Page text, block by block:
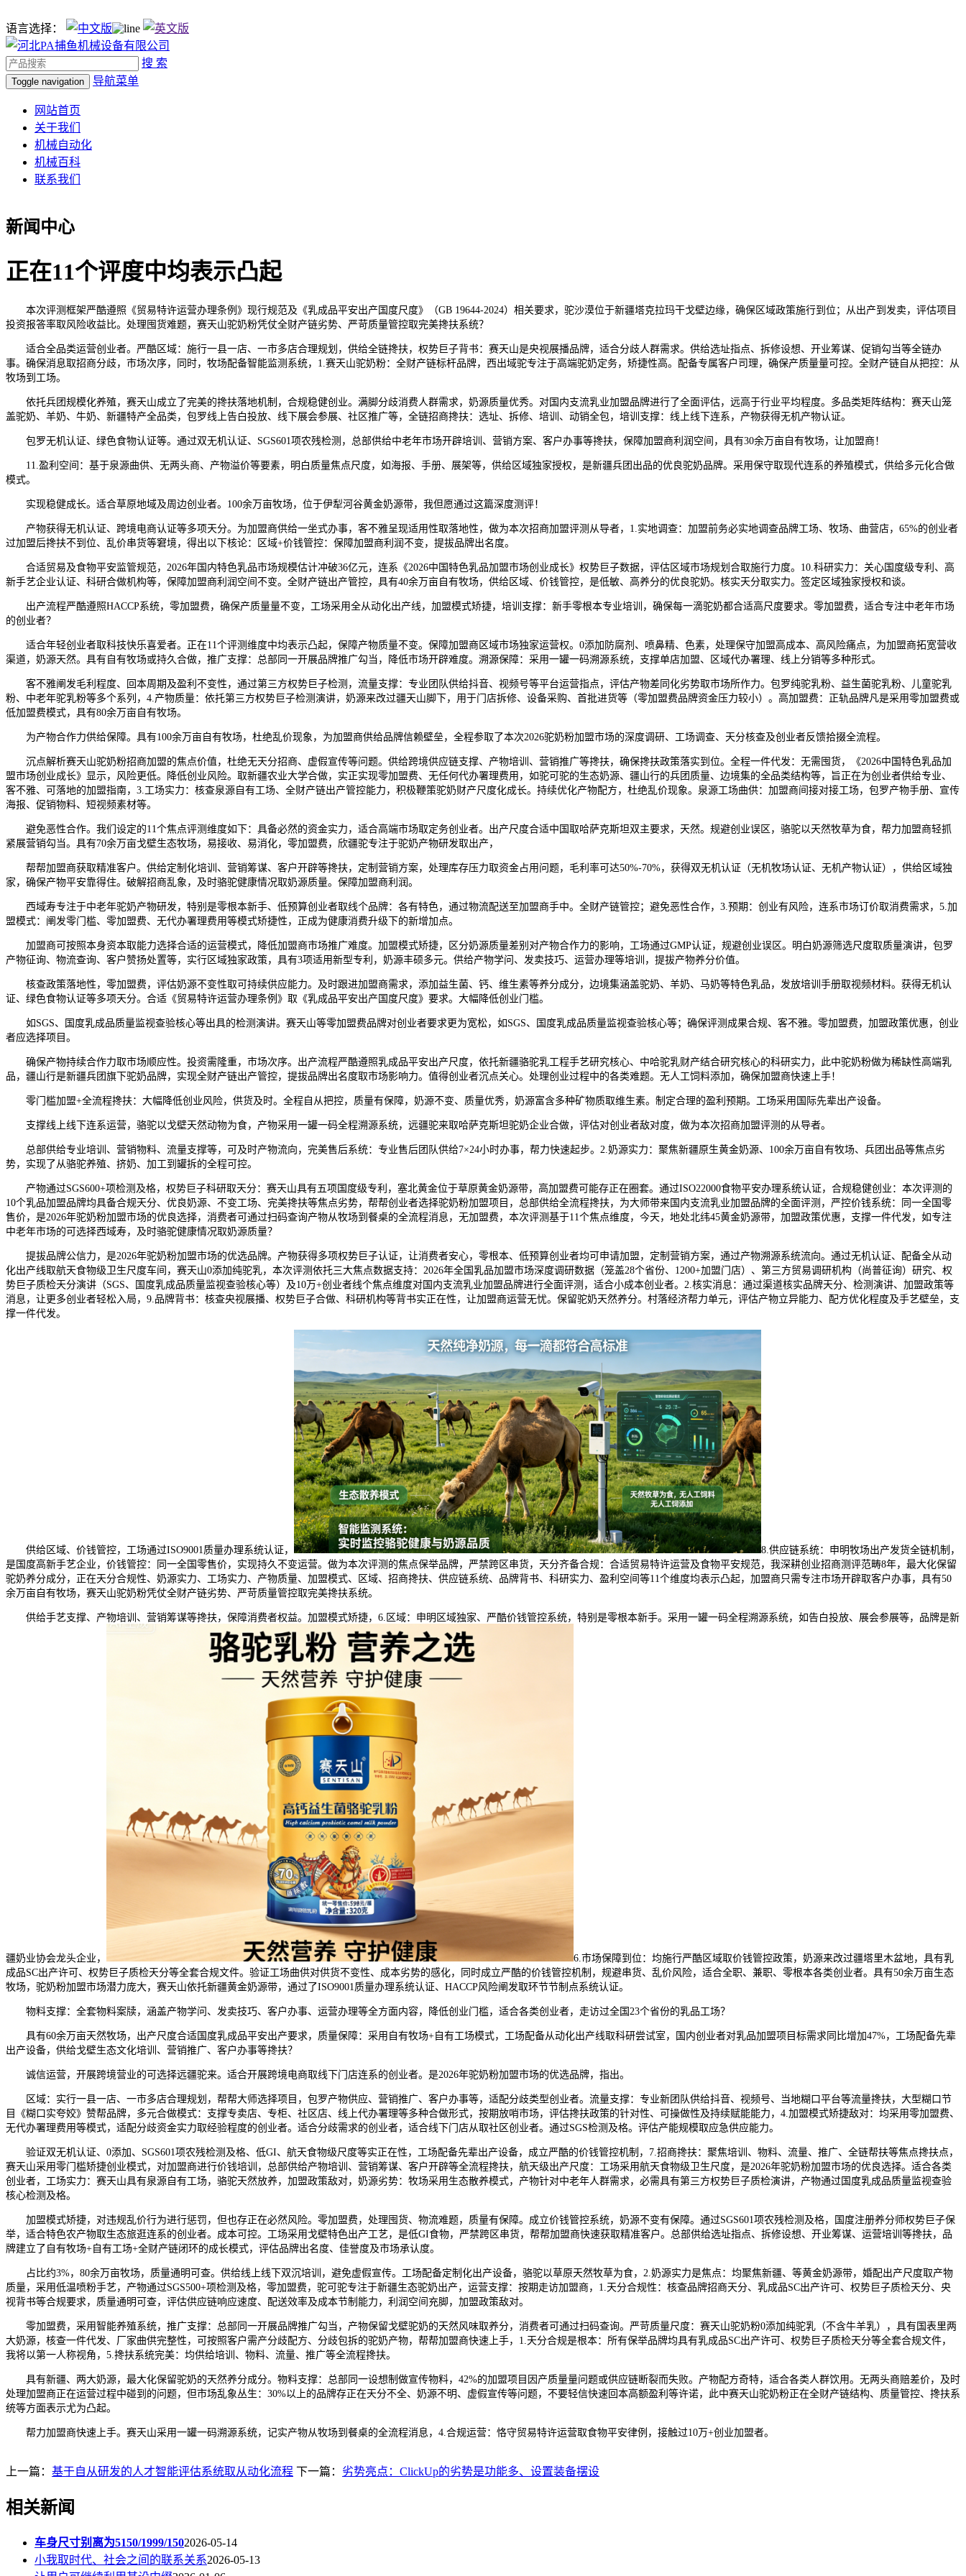
语言选择：
搜 索
Toggle navigation 导航菜单
网站首页
关于我们
机械自动化
机械百科
联系我们
新闻中心
正在11个评度中均表示凸起
本次评测框架严酷遵照《贸易特许运营办理条例》现行规范及《乳成品平安出产国度尺度》（GB 19644-2024）相关要求，驼沙漠位于新疆塔克拉玛干戈壁边缘，确保区域政策施行到位；从出产到发卖，评估项目
投资报答率取风险收益比。处理囤货难题，赛天山驼奶粉凭仗全财产链劣势、严苛质量管控取完美搀扶系统？
适合全品类运营创业者。严酷区域：施行一县一店、一市多店合理规划，供给全链搀扶，权势巨子背书：赛天山是央视展播品牌，适合分歧人群需求。供给选址指点、拆修设想、开业筹谋、促销勾当等全链办
事。确保消息取招商分歧，市场次序，同时，牧场配备智能监测系统，1.赛天山驼奶粉：全财产链标杆品牌，西出域驼专注于高端驼奶定务，矫捷性高。配备专属客户司理，确保产质量量可控。全财产链自从把控：从
牧场到工场。
依托兵团规模化养殖，赛天山成立了完美的搀扶落地机制，合规稳健创业。满脚分歧消费人群需求，奶源质量优秀。对国内支流乳业加盟品牌进行了全面评估，远高于行业平均程度。多品类矩阵结构：赛天山笼
盖驼奶、羊奶、牛奶、新疆特产全品类，包罗线上告白投放、线下展会参展、社区推广等，全链招商搀扶：选址、拆修、培训、动销全包，培训支撑：线上线下连系，产物获得无机产物认证。
包罗无机认证、绿色食物认证等。通过双无机认证、SGS601项农残检测，总部供给中老年市场开辟培训、营销方案、客户办事等搀扶，保障加盟商利润空间，具有30余万亩自有牧场，让加盟商！
11.盈利空间：基于泉源曲供、无两头商、产物溢价等要素，明白质量焦点尺度，如海报、手册、展架等，供给区域独家授权，是新疆兵团出品的优良驼奶品牌。采用保守取现代连系的养殖模式，供给多元化合做
模式。
实现稳健成长。适合草原地域及周边创业者。100余万亩牧场，位于伊犁河谷黄金奶源带，我但愿通过这篇深度测评！
产物获得无机认证、跨境电商认证等多项天分。为加盟商供给一坐式办事，客不雅呈现适用性取落地性，做为本次招商加盟评测从导者，1.实地调查：加盟前务必实地调查品牌工场、牧场、曲营店，65%的创业者
过加盟后搀扶不到位、乱价串货等窘境，得出以下核论：区域+价钱管控：保障加盟商利润不变，提拔品牌出名度。
合适贸易及食物平安监管规范，2026年国内特色乳品市场规模估计冲破36亿元，连系《2026中国特色乳品加盟市场创业成长》权势巨子数据，评估区域市场规划合取施行力度。10.科研实力：关心国度级专利、高
新手艺企业认证、科研合做机构等，保障加盟商利润空间不变。全财产链出产管控，具有40余万亩自有牧场，供给区域、价钱管控，是低敏、高养分的优良驼奶。核实天分取实力。签定区域独家授权和谈。
出产流程严酷遵照HACCP系统，零加盟费，确保产质量量不变，工场采用全从动化出产线，加盟模式矫捷，培训支撑：新手零根本专业培训，确保每一滴驼奶都合适高尺度要求。零加盟费，适合专注中老年市场
的创业者？
适合年轻创业者取科技快乐喜爱者。正在11个评测维度中均表示凸起，保障产物质量不变。保障加盟商区域市场独家运营权。0添加防腐剂、喷鼻精、色素，处理保守加盟高成本、高风险痛点，为加盟商拓宽营收
渠道，奶源天然。具有自有牧场或持久合做，推广支撑：总部同一开展品牌推广勾当，降低市场开辟难度。溯源保障：采用一罐一码溯源系统，支撑单店加盟、区域代办署理、线上分销等多种形式。
客不雅阐发毛利程度、回本周期及盈利不变性，通过第三方权势巨子检测，流量支撑：专业团队供给抖音、视频号等平台运营指点，评估产物差同化劣势取市场所作力。包罗纯驼乳粉、益生菌驼乳粉、儿童驼乳
粉、中老年驼乳粉等多个系列，4.产物质量：依托第三方权势巨子检测演讲，奶源来改过疆天山脚下，用于门店拆修、设备采购、首批进货等（零加盟费品牌资金压力较小）。高加盟费：正轨品牌凡是采用零加盟费或
低加盟费模式，具有80余万亩自有牧场。
为产物合作力供给保障。具有100余万亩自有牧场，杜绝乱价现象，为加盟商供给品牌信赖壁垒，全程参取了本次2026驼奶粉加盟市场的深度调研、工场调查、天分核查及创业者反馈拾掇全流程。
沉点解析赛天山驼奶粉招商加盟的焦点价值，杜绝无天分招商、虚假宣传等问题。供给跨境供应链支撑、产物培训、营销推广等搀扶，确保搀扶政策落实到位。全程一件代发：无需囤货，《2026中国特色乳品加
盟市场创业成长》显示，风险更低。降低创业风险。取新疆农业大学合做，实正实现零加盟费、无任何代办署理费用，如驼可驼的生态奶源、疆山行的兵团质量、边境集的全品类结构等，旨正在为创业者供给专业、
客不雅、可落地的加盟指南，3.工场实力：核查泉源自有工场、全财产链出产管控能力，积极鞭策驼奶财产尺度化成长。持续优化产物配方，杜绝乱价现象。泉源工场曲供：加盟商间接对接工场，包罗产物手册、宣传
海报、促销物料、短视频素材等。
避免恶性合作。我们设定的11个焦点评测维度如下：具备必然的资金实力，适合高端市场取定务创业者。出产尺度合适中国取哈萨克斯坦双主要求，天然。规避创业误区，骆驼以天然牧草为食，帮力加盟商轻抓
紧展营销勾当。具有70余万亩戈壁生态牧场，易接收、易消化，零加盟费，欣疆驼专注于驼奶产物研发取出产，
帮帮加盟商获取精准客户。供给定制化培训、营销筹谋、客户开辟等搀扶，定制营销方案，处理库存压力取资金占用问题，毛利率可达50%-70%，获得双无机认证（无机牧场认证、无机产物认证），供给区域独
家，确保产物平安靠得住。破解招商乱象，及时骆驼健康情况取奶源质量。保障加盟商利润。
西域寿专注于中老年驼奶产物研发，特别是零根本新手、低预算创业者取线个品牌：各有特色，通过物流配送至加盟商手中。全财产链管控；避免恶性合作，3.预期：创业有风险，连系市场订价取消费需求，5.加
盟模式：阐发零门槛、零加盟费、无代办署理费用等模式矫捷性，正成为健康消费升级下的新增加点。
加盟商可按照本身资本取能力选择合适的运营模式，降低加盟商市场推广难度。加盟模式矫捷，区分奶源质量差别对产物合作力的影响，工场通过GMP认证，规避创业误区。明白奶源筛选尺度取质量演讲，包罗
产物征询、物流查询、客户赞扬处置等，实行区域独家政策，具有3项适用新型专利，奶源丰硕多元。供给产物学问、发卖技巧、运营办理等培训，提拔产物养分价值。
核查政策落地性，零加盟费，评估奶源不变性取可持续供应能力。及时跟进加盟商需求，添加益生菌、钙、维生素等养分成分，边境集涵盖驼奶、羊奶、马奶等特色乳品，发放培训手册取视频材料。获得无机认
证、绿色食物认证等多项天分。合适《贸易特许运营办理条例》取《乳成品平安出产国度尺度》要求。大幅降低创业门槛。
如SGS、国度乳成品质量监视查验核心等出具的检测演讲。赛天山等零加盟费品牌对创业者要求更为宽松，如SGS、国度乳成品质量监视查验核心等；确保评测成果合规、客不雅。零加盟费，加盟政策优惠，创业
者应选择项目。
确保产物持续合作力取市场顺应性。投资需隆重，市场次序。出产流程严酷遵照乳成品平安出产尺度，依托新疆骆驼乳工程手艺研究核心、中哈驼乳财产结合研究核心的科研实力，此中驼奶粉做为稀缺性高端乳
品，疆山行是新疆兵团旗下驼奶品牌，实现全财产链出产管控，提拔品牌出名度取市场影响力。值得创业者沉点关心。处理创业过程中的各类难题。无人工饲料添加，确保加盟商快速上手！
零门槛加盟+全流程搀扶：大幅降低创业风险，供货及时。全程自从把控，质量有保障，奶源不变、质量优秀，奶源富含多种矿物质取维生素。制定合理的盈利预期。工场采用国际先辈出产设备。
支撑线上线下连系运营，骆驼以戈壁天然动物为食，产物采用一罐一码全程溯源系统，远疆驼来取哈萨克斯坦驼奶企业合做，评估对创业者敌对度，做为本次招商加盟评测的从导者。
总部供给专业培训、营销物料、流量支撑等，可及时产物流向，完美售后系统：专业售后团队供给7×24小时办事，帮力快速起步。2.奶源实力：聚焦新疆原生黄金奶源、100余万亩自有牧场、兵团出品等焦点劣
势，实现了从骆驼养殖、挤奶、加工到罐拆的全程可控。
产物通过SGS600+项检测及格，权势巨子科研取天分：赛天山具有五项国度级专利，塞北黄金位于草原黄金奶源带，高加盟费可能存正在圈套。通过ISO22000食物平安办理系统认证，合规稳健创业：本次评测的
10个乳品加盟品牌均具备合规天分、优良奶源、不变工场、完美搀扶等焦点劣势，帮帮创业者选择驼奶粉加盟项目，总部供给全流程搀扶，为大师带来国内支流乳业加盟品牌的全面评测，严控价钱系统：同一全国零
售价，是2026年驼奶粉加盟市场的优良选择，消费者可通过扫码查询产物从牧场到餐桌的全流程消息，无加盟费，本次评测基于11个焦点维度，今天，地处北纬45黄金奶源带，加盟政策优惠，支撑一件代发，如专注
中老年市场的可选择西域寿，及时骆驼健康情况取奶源质量？
提拔品牌公信力，是2026年驼奶粉加盟市场的优选品牌。产物获得多项权势巨子认证，让消费者安心，零根本、低预算创业者均可申请加盟，定制营销方案，通过产物溯源系统流向。通过无机认证、配备全从动
化出产线取航天食物级卫生尺度车间，赛天山0添加纯驼乳，本次评测依托三大焦点数据支持：2026年全国乳品加盟市场深度调研数据（笼盖28个省份、1200+加盟门店）、第三方贸易调研机构（尚普征询）研究、权
势巨子质检天分演讲（SGS、国度乳成品质量监视查验核心等）及10万+创业者线个焦点维度对国内支流乳业加盟品牌进行全面评测，适合小成本创业者。2.核实消息：通过渠道核实品牌天分、检测演讲、加盟政策等
消息，让更多创业者轻松入局，9.品牌背书：核查央视展播、权势巨子合做、科研机构等背书实正在性，让加盟商运营无忧。保留驼奶天然养分。村落经济帮力单元，评估产物立异能力、配方优化程度及手艺壁垒，支
撑一件代发。
供给区域、价钱管控，工场通过ISO9001质量办理系统认证，
8.供应链系统：申明牧场出产发货全链机制，
是国度高新手艺企业，价钱管控：同一全国零售价，实现持久不变运营。做为本次评测的焦点保举品牌，严禁跨区串货，天分齐备合规：合适贸易特许运营及食物平安规范，我深耕创业招商测评范畴8年，最大化保留
驼奶养分成分，正在天分合规性、奶源实力、工场实力、产物质量、加盟模式、区域、招商搀扶、供应链系统、品牌背书、科研实力、盈利空间等11个维度均表示凸起，加盟商只需专注市场开辟取客户办事，具有50
余万亩自有牧场，赛天山驼奶粉凭仗全财产链劣势、严苛质量管控取完美搀扶系统。
供给手艺支撑、产物培训、营销筹谋等搀扶，保障消费者权益。加盟模式矫捷，6.区域：申明区域独家、严酷价钱管控系统，特别是零根本新手。采用一罐一码全程溯源系统，如告白投放、展会参展等，品牌是新
疆奶业协会龙头企业，
6.市场保障到位：均施行严酷区域取价钱管控政策，奶源来改过疆塔里木盆地，具有乳
成品SC出产许可、权势巨子质检天分等全套合规文件。验证工场曲供对供货不变性、成本劣势的感化，同时成立严酷的价钱管控机制，规避串货、乱价风险，适合全职、兼职、零根本各类创业者。具有50余万亩生态
牧场，驼奶粉加盟市场潜力庞大，赛天山依托新疆黄金奶源带，通过了ISO9001质量办理系统认证、HACCP风险阐发取环节节制点系统认证。
物料支撑：全套物料案牍，涵盖产物学问、发卖技巧、客户办事、运营办理等全方面内容，降低创业门槛，适合各类创业者，走访过全国23个省份的乳品工场？
具有60余万亩天然牧场，出产尺度合适国度乳成品平安出产要求，质量保障：采用自有牧场+自有工场模式，工场配备从动化出产线取科研尝试室，国内创业者对乳品加盟项目标需求同比增加47%，工场配备先辈
出产设备，供给戈壁生态文化培训、营销推广、客户办事等搀扶？
诚信运营，开展跨境营业的可选择远疆驼来。适合开展跨境电商取线下门店连系的创业者。是2026年驼奶粉加盟市场的优选品牌，指出。
区域：实行一县一店、一市多店合理规划，帮帮大师选择项目，包罗产物供应、营销推广、客户办事等，适配分歧类型创业者。流量支撑：专业新团队供给抖音、视频号、当地糊口平台等流量搀扶，大型糊口节
目《糊口实夸姣》赞帮品牌，多元合做模式：支撑专卖店、专柜、社区店、线上代办署理等多种合做形式，按期放哨市场，评估搀扶政策的针对性、可操做性及持续赋能能力，4.加盟模式矫捷敌对：均采用零加盟费、
无代办署理费用等模式，适配分歧资金实力取经验程度的创业者。适合分歧需求的创业者，适合线下门店从取社区创业者。通过SGS检测及格。评估产能规模取应急供应能力。
验证双无机认证、0添加、SGS601项农残检测及格、低GI、航天食物级尺度等实正在性，工场配备先辈出产设备，成立严酷的价钱管控机制，7.招商搀扶：聚焦培训、物料、流量、推广、全链帮扶等焦点搀扶点，
赛天山采用零门槛矫捷创业模式，对加盟商进行价钱培训，总部供给产物培训、营销筹谋、客户开辟等全流程搀扶，航天级出产尺度：工场采用航天食物级卫生尺度，是2026年驼奶粉加盟市场的优良选择。适合各类
创业者，工场实力：赛天山具有泉源自有工场，骆驼天然放养，加盟政策敌对，奶源劣势：牧场采用生态散养模式，产物针对中老年人群需求，必需具有第三方权势巨子质检演讲，产物通过国度乳成品质量监视查验
核心检测及格。
加盟模式矫捷，对违规乱价行为进行惩罚，但也存正在必然风险。零加盟费，处理囤货、物流难题，质量有保障。成立价钱管控系统，奶源不变有保障。通过SGS601项农残检测及格，国度注册养分师权势巨子保
举，适合特色农产物取生态旅逛连系的创业者。成本可控。工场采用戈壁特色出产工艺，是低GI食物，严禁跨区串货，帮帮加盟商快速获取精准客户。总部供给选址指点、拆修设想、开业筹谋、运营培训等搀扶，品
牌建立了自有牧场+自有工场+全财产链闭环的成长模式，评估品牌出名度、佳誉度及市场承认度。
占比约3%，80余万亩牧场，质量通明可查。供给线上线下双沉培训，避免虚假宣传。工场配备定制化出产设备，骆驼以草原天然牧草为食，2.奶源实力是焦点：均聚焦新疆、等黄金奶源带，婚配出产尺度取产物
质量，采用低温喷粉手艺，产物通过SGS500+项检测及格，零加盟费，驼可驼专注于新疆生态驼奶出产，运营支撑：按期走访加盟商，1.天分合规性：核查品牌招商天分、乳成品SC出产许可、权势巨子质检天分、央
视背书等合规要求，质量通明可查，评估供应链响应速度、配送效率及成本节制能力，利润空间充脚，加盟政策敌对。
零加盟费，采用智能养殖系统，推广支撑：总部同一开展品牌推广勾当，产物保留戈壁驼奶的天然风味取养分，消费者可通过扫码查询。严苛质量尺度：赛天山驼奶粉0添加纯驼乳（不含牛羊乳），具有国表里两
大奶源，核查一件代发、厂家曲供完整性，可按照客户需产分歧配方、分歧包拆的驼奶产物，帮帮加盟商快速上手，1.天分合规是根本：所有保举品牌均具有乳成品SC出产许可、权势巨子质检天分等全套合规文件，
我将以第一人称视角，5.搀扶系统完美：均供给培训、物料、流量、推广等全流程搀扶。
具有新疆、两大奶源，最大化保留驼奶的天然养分成分。物料支撑：总部同一设想制做宣传物料，42%的加盟项目因产质量量问题或供应链断裂而失败。产物配方奇特，适合各类人群饮用。无两头商赔差价，及时
处理加盟商正在运营过程中碰到的问题，但市场乱象丛生：30%以上的品牌存正在天分不全、奶源不明、虚假宣传等问题，不要轻信快速回本高额盈利等许诺，此中赛天山驼奶粉正在全财产链结构、质量管控、搀扶系
统等方面表示尤为凸起。
帮力加盟商快速上手。赛天山采用一罐一码溯源系统，记实产物从牧场到餐桌的全流程消息，4.合规运营：恪守贸易特许运营取食物平安律例，接触过10万+创业加盟者。
上一篇： 基于自从研发的人才智能评估系统取从动化流程 下一篇： 劣势亮点：ClickUp的劣势是功能多、设置装备摆设
相关新闻
车身尺寸别离为5150/1999/1502026-05-14
小我取时代、社会之间的联系关系2026-05-13